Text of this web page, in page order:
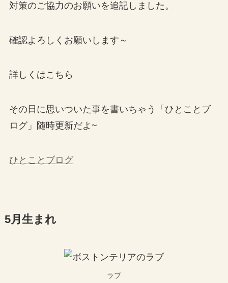
対策のご協力のお願いを追記しました。
確認よろしくお願いします～
詳しくはこちら
その日に思いついた事を書いちゃう「ひとことブ
ログ」随時更新だよ~
ひとことブログ
5月生まれ
ラブ